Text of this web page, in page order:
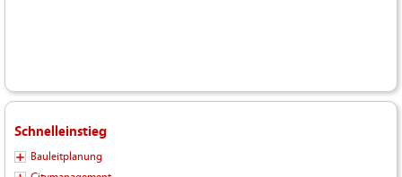
Schnelleinstieg
Bauleitplanung